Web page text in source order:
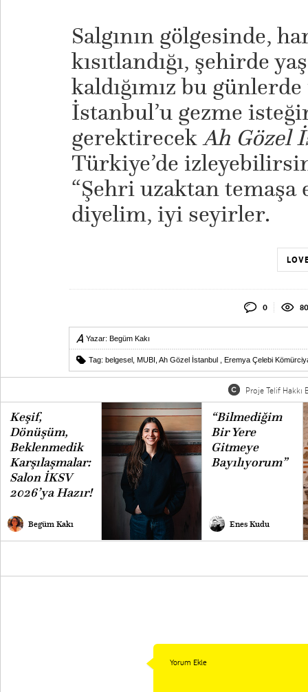
Salgının gölgesinde,
kısıtlandığı, şehirde
kaldığımız bu
İstanbul’u gezme
gerektirecekAh Gözel
Türkiye’de
“Şehri uzaktan
diyelim, iyi seyirler.
0
Yazar: Begüm Kakı
Tag: belgesel MUBI Ah Gözel İstanbul Eremya Çelebi
Proje Telif Hakkı
Keşif,
Dönüşüm,
Beklenmedik
Karşılaşmalar:
Salon İKSV
2026’ya Hazır!
Begüm Kakı
“Bilmediğim
Bir Yere
Gitmeye
Bayılıyorum”
Enes Kudu